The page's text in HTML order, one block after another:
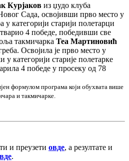
Курјаков из џудо клуба
Сада, освојивши прво место у
у категорији старији полетарци
4 победе, победивши све
такмичарка Теа Мартиновић
Освојила је прво место у
категорији старије полетарке
4 победе у просеку од 78
формулом програма који обухвата више
и такмичарке.
и преузети овде, а резултате и
.